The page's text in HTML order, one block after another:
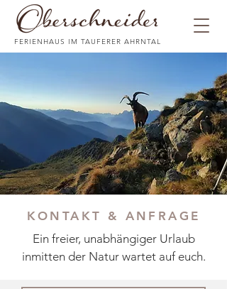
FERIENHAUS IM TAUFERER AHRNTAL
KONTAKT & ANFRAGE
Ein freier, unabhängiger Urlaub
inmitten der Natur wartet auf euch.